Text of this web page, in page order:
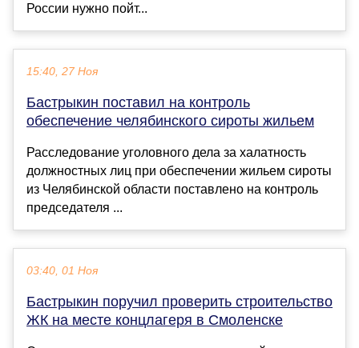
России нужно пойт...
15:40, 27 Ноя
Бастрыкин поставил на контроль
обеспечение челябинского сироты жильем
Расследование уголовного дела за халатность
должностных лиц при обеспечении жильем сироты
из Челябинской области поставлено на контроль
председателя ...
03:40, 01 Ноя
Бастрыкин поручил проверить строительство
ЖК на месте концлагеря в Смоленске